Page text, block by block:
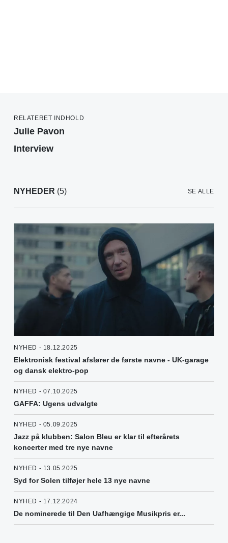
RELATERET INDHOLD
Julie Pavon
Interview
NYHEDER (5) SE ALLE
NYHED - 18.12.2025
Elektronisk festival afslører de første navne - UK-garage
og dansk elektro-pop
NYHED - 07.10.2025
GAFFA: Ugens udvalgte
NYHED - 05.09.2025
Jazz på klubben: Salon Bleu er klar til efterårets
koncerter med tre nye navne
NYHED - 13.05.2025
Syd for Solen tilføjer hele 13 nye navne
NYHED - 17.12.2024
De nominerede til Den Uafhængige Musikpris er...